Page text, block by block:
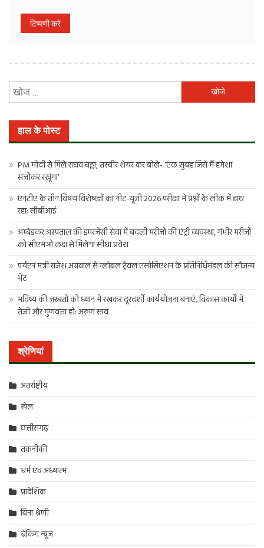
को
हाल के पोस्ट
PM मोदी से मिले राघव चड्ढा, तस्वीर शेयर कर बोले- ‘एक सुबह जिसे मैं हमेशा
संजोकर रखूंगा’
एनटीए के तीन विषय विशेषज्ञों का नीट-यूजी 2026 परीक्षा में प्रश्नों के लीक में हाथ
रहा: सीबीआई
अम्बेडकर अस्पताल की इमरजेंसी सेवा में बदली मरीजों की एंट्री व्यवस्था, गंभीर मरीजों
को सीएमओ कक्ष से मिलेगा सीधा प्रवेश
पर्यटन मंत्री राजेश अग्रवाल से ग्लोबल ट्रैवल एसोसिएशन के प्रतिनिधिमंडल की सौजन्य
भेंट
भविष्य की जरूरतों को ध्यान में रखकर दूरदर्शी कार्ययोजना बनाएं, विकास कार्यों में
तेजी और गुणवत्ता हो: अरुण साव
श्रेणियां
अंतर्राष्ट्रीय
खेल
छत्तीसगढ़
तकनीकी
धर्म एवं अध्यात्म
प्रादेशिक
बिना श्रेणी
ब्रेकिंग न्यूज़